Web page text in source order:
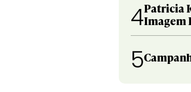
4Patricia
Imagem
5